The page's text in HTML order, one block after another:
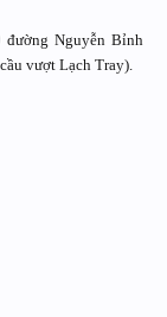
Nguyễn Bỉnh
vượt Lạch Tray).